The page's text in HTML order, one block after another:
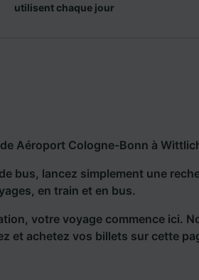
utilisent chaque jour
Aéroport Cologne-Bonn à
bus, lancez simplement une
en train et en bus.
votre voyage commence ici.
et achetez vos billets sur cette